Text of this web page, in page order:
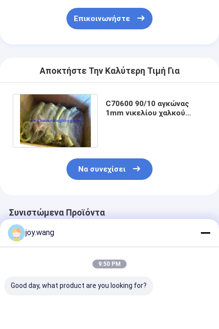
Επικοινωνήστε
Αποκτήστε Την Καλύτερη Τιμή Για
C70600 90/10 αγκώνας
1mm νικελίου χαλκού
Να συνεχίσει
Συνιστώμενα Προϊόντα
joy.wang
9:50 PM
Good day, what product are you looking for?